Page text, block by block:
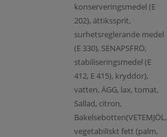
konserveringsmedel (E
202), ättikssprit,
surhetsreglerande medel
(E 330), SENAPSFRÖ,
stabiliseringsmedel (E
412, E 415), kryddor),
vatten, ÄGG, lax, tomat,
Sallad, citron,
Bakelsebotten(VETEMJÖL,
vegetabiliskt fett (palm,